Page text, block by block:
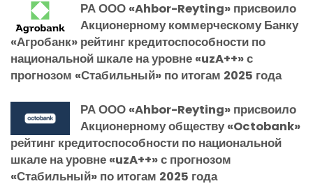
РА ООО «Ahbor-Reyting» присвоило
Акционерному коммерческому Банку
«Агробанк» рейтинг кредитоспособности по
национальной шкале на уровне «uzA++» с
прогнозом «Стабильный» по итогам 2025 года
РА ООО «Ahbor-Reyting» присвоило
Акционерному обществу «Octobank»
рейтинг кредитоспособности по национальной
шкале на уровне «uzA++» с прогнозом
«Стабильный» по итогам 2025 года